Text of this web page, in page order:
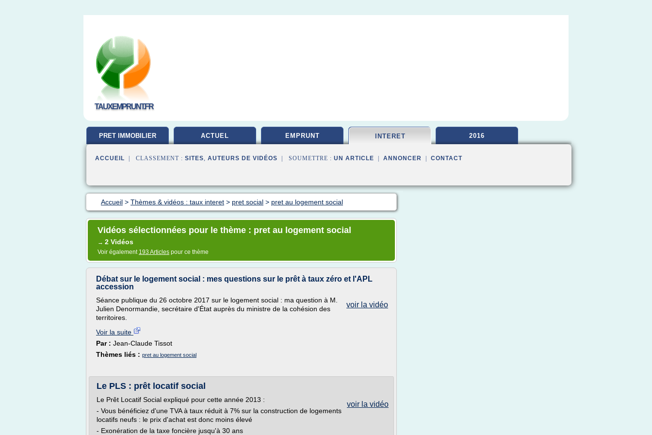
TAUXEMPRUNT.FR
PRET IMMOBILIER ACTUEL EMPRUNT INTERET 2016
ACCUEIL | CLASSEMENT : SITES, AUTEURS DE VIDÉOS | SOUMETTRE : UN ARTICLE ANNONCER CONTACT
Accueil > Thèmes & vidéos : taux interet > pret social > pret au logement social
Vidéos sélectionnées pour le thème : pret au logement social
→ 2 Vidéos
Voir également 193 Articles pour ce thème
Débat sur le logement social : mes questions sur le prêt à taux zéro et l'APL
accession
voir la vidéo
Séance publique du 26 octobre 2017 sur le logement social : ma question à M.
Julien Denormandie, secrétaire d'État auprès du ministre de la cohésion des
territoires.
Voir la suite
Par : Jean-Claude Tissot
Thèmes liés : pret au logement social
Le PLS : prêt locatif social
voir la vidéo
Le Prêt Locatif Social expliqué pour cette année 2013 :
- Vous bénéficiez d'une TVA à taux réduit à 7% sur la construction de logements
locatifs neufs : le prix d'achat est donc moins élevé
- Exonération de la taxe foncière jusqu'à 30 ans